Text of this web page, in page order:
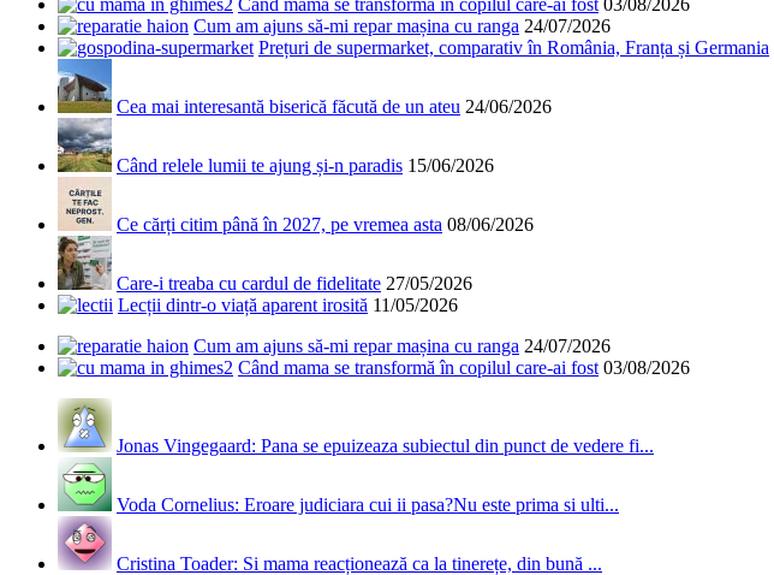
Cum am ajuns să-mi repar mașina cu ranga 24/07/2026
Prețuri de supermarket, comparativ în România, Franța și Germania
Cea mai interesantă biserică făcută de un ateu 24/06/2026
Când relele lumii te ajung și-n paradis 15/06/2026
Ce cărți citim până în 2027, pe vremea asta 08/06/2026
Care-i treaba cu cardul de fidelitate 27/05/2026
Lecții dintr-o viață aparent irosită 11/05/2026
Cum am ajuns să-mi repar mașina cu ranga 24/07/2026
Când mama se transformă în copilul care-ai fost 03/08/2026
Jonas Vingegaard: Pana se epuizeaza subiectul din punct de vedere fi...
Voda Cornelius: Eroare judiciara cui ii pasa?Nu este prima si ulti...
Cristina Toader: Si mama reacționează ca la tinerețe, din bună ...